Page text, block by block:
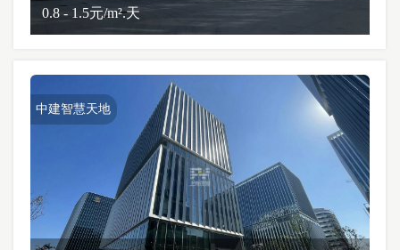
0.8 - 1.5元/m².天
中建智慧天地